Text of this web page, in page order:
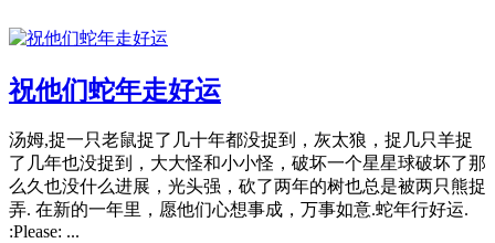
祝他们蛇年走好运
汤姆,捉一只老鼠捉了几十年都没捉到，灰太狼，捉几只羊捉
了几年也没捉到，大大怪和小小怪，破坏一个星星球破坏了那
么久也没什么进展，光头强，砍了两年的树也总是被两只熊捉
弄. 在新的一年里，愿他们心想事成，万事如意.蛇年行好运.
:Please: ...